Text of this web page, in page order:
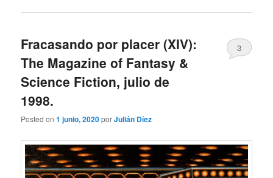
Fracasando por placer (XIV):
The Magazine of Fantasy &
Science Fiction, julio de
1998.
Posted on1 junio, 2020porJulián Díez
3